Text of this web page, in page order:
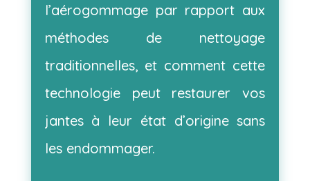
l’aérogommage par rapport aux
méthodes de nettoyage
traditionnelles, et comment cette
technologie peut restaurer vos
jantes à leur état d’origine sans
les endommager.